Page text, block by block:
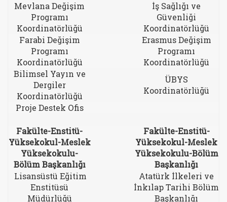
Mevlana Değişim
Programı
Koordinatörlüğü
İş Sağlığı ve
Güvenliği
Koordinatörlüğü
Farabi Değişim
Programı
Koordinatörlüğü
Erasmus Değişim
Programı
Koordinatörlüğü
Bilimsel Yayın ve
Dergiler
Koordinatörlüğü
ÜBYS
Koordinatörlüğü
Proje Destek Ofis
Fakülte-Enstitü-
Yüksekokul-Meslek
Yüksekokulu-
Bölüm Başkanlığı
Fakülte-Enstitü-
Yüksekokul-Meslek
Yüksekokulu-Bölüm
Başkanlığı
Lisansüstü Eğitim
Enstitüsü
Müdürlüğü
Atatürk İlkeleri ve
İnkılap Tarihi Bölüm
Başkanlığı